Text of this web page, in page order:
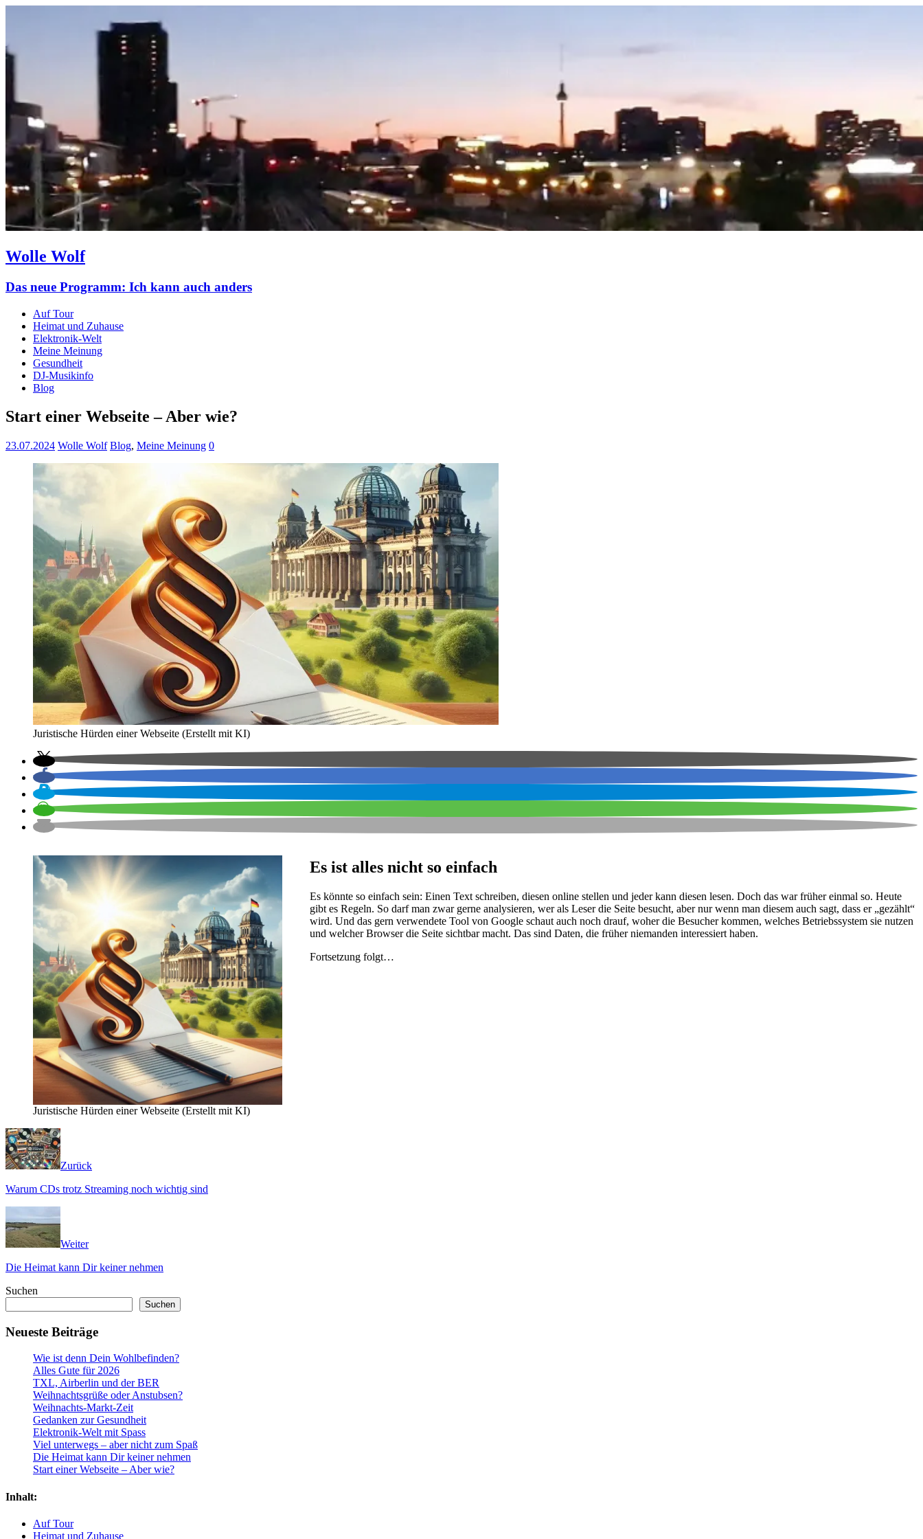
Wolle Wolf
Das neue Programm: Ich kann auch anders
Auf Tour
Heimat und Zuhause
Elektronik-Welt
Meine Meinung
Gesundheit
DJ-Musikinfo
Blog
Start einer Webseite – Aber wie?
23.07.2024 Wolle Wolf Blog, Meine Meinung 0
Juristische Hürden einer Webseite (Erstellt mit KI)
Juristische Hürden einer Webseite (Erstellt mit KI)
Es ist alles nicht so einfach
Es könnte so einfach sein: Einen Text schreiben, diesen online stellen und jeder kann diesen lesen. Doch das war früher einmal so. Heute
gibt es Regeln. So darf man zwar gerne analysieren, wer als Leser die Seite besucht, aber nur wenn man diesem auch sagt, dass er „gezählt“
wird. Und das gern verwendete Tool von Google schaut auch noch drauf, woher die Besucher kommen, welches Betriebssystem sie nutzen
und welcher Browser die Seite sichtbar macht. Das sind Daten, die früher niemanden interessiert haben.
Fortsetzung folgt…
Zurück
Warum CDs trotz Streaming noch wichtig sind
Weiter
Die Heimat kann Dir keiner nehmen
Suchen
Suchen
Neueste Beiträge
Wie ist denn Dein Wohlbefinden?
Alles Gute für 2026
TXL, Airberlin und der BER
Weihnachtsgrüße oder Anstubsen?
Weihnachts-Markt-Zeit
Gedanken zur Gesundheit
Elektronik-Welt mit Spass
Viel unterwegs – aber nicht zum Spaß
Die Heimat kann Dir keiner nehmen
Start einer Webseite – Aber wie?
Inhalt:
Auf Tour
Heimat und Zuhause